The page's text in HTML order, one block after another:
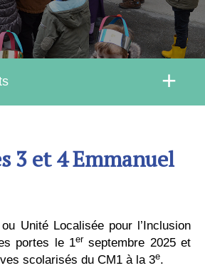
3 et 4 Emmanuel
Unité Localisée pour l’Inclusion
portes le 1erseptembre 2025 et
scolarisés du CM1 à la 3e.